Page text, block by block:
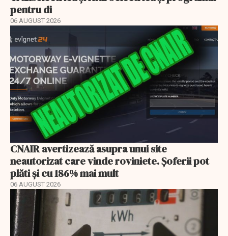
pentru di
06 AUGUST 2026
CNAIR avertizează asupra unui site
neautorizat care vinde roviniete. Șoferii pot
plăti și cu 186% mai mult
06 AUGUST 2026